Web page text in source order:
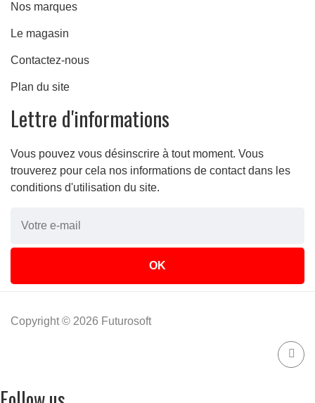
Nos marques
Le magasin
Contactez-nous
Plan du site
Lettre d'informations
Vous pouvez vous désinscrire à tout moment. Vous
trouverez pour cela nos informations de contact dans les
conditions d'utilisation du site.
Copyright © 2026 Futurosoft